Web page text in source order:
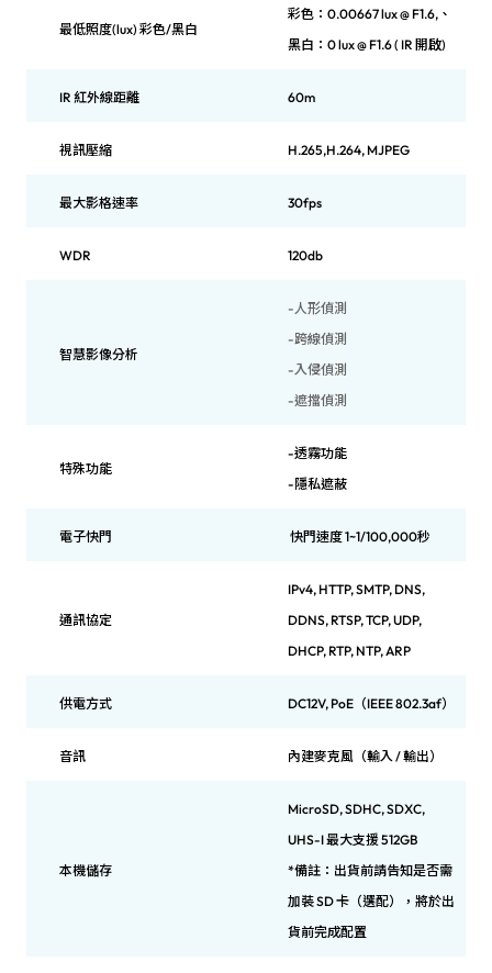
最低照度(lux) 彩色/黑白
彩色：0.00667 lux @ F1.6,、
黑白：0 lux @ F1.6 ( IR 開啟)
IR 紅外線距離 60m
視訊壓縮 H.265,H.264, MJPEG
最大影格速率 30fps
WDR 120db
智慧影像分析
-人形偵測
-跨線偵測
-入侵偵測
-遮擋偵測
特殊功能
-透霧功能
-隱私遮蔽
電子快門 快門速度 1~1/100,000秒
通訊協定
IPv4, HTTP, SMTP, DNS,
DDNS, RTSP, TCP, UDP,
DHCP, RTP, NTP, ARP
供電方式 DC12V, PoE（IEEE 802.3af）
音訊 內建麥克風（輸入 / 輸出）
本機儲存
MicroSD, SDHC, SDXC,
UHS-I 最大支援 512GB
*備註：出貨前請告知是否需
加裝 SD 卡（選配），將於出
貨前完成配置